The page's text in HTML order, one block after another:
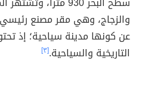
والزجاج، وهي مقر مصنع رئيسي
عن كونها مدينة سياحية؛ إذ
التاريخية والسياحية.[٣]